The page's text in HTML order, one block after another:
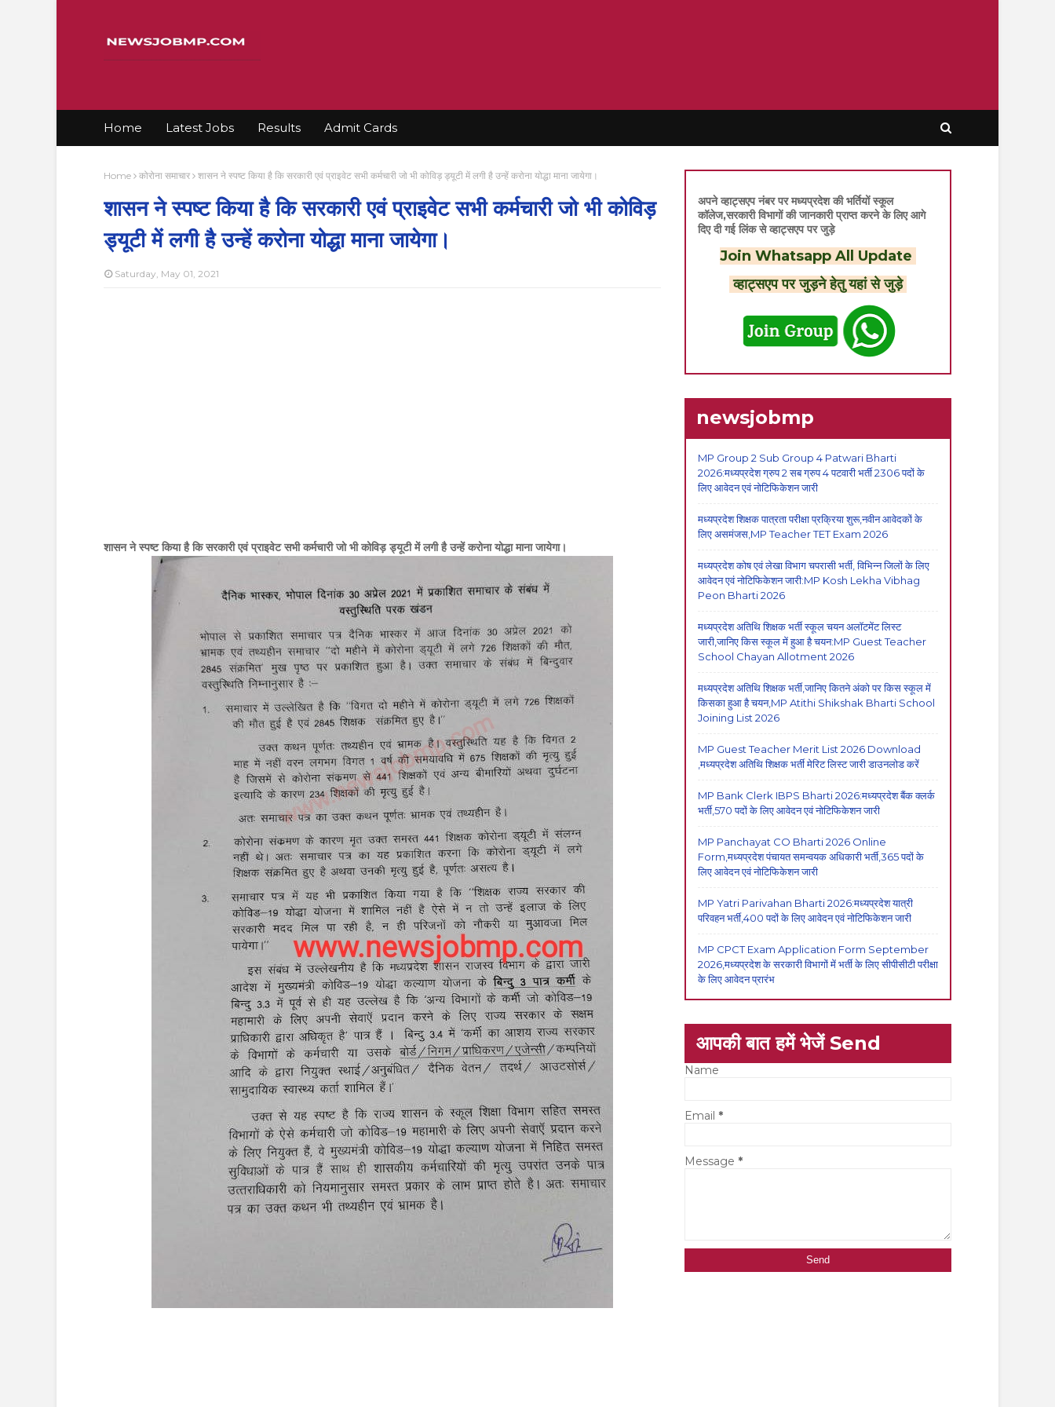
Home Latest Jobs Results Admit Cards
Home कोरोना समाचार शासन ने स्पष्ट किया है कि सरकारी एवं प्राइवेट सभी कर्मचारी जो भी कोविड़ ड्यूटी में लगी है उन्हें करोना योद्धा माना जायेगा।
शासन ने स्पष्ट किया है कि सरकारी एवं प्राइवेट सभी कर्मचारी जो भी कोविड़
ड्यूटी में लगी है उन्हें करोना योद्धा माना जायेगा।
Saturday, May 01, 2021
शासन ने स्पष्ट किया है कि सरकारी एवं प्राइवेट सभी कर्मचारी जो भी कोविड़ ड्यूटी में लगी है उन्हें करोना योद्धा माना जायेगा।
अपने व्हाट्सएप नंबर पर मध्यप्रदेश की भर्तियों स्कूल
कॉलेज,सरकारी विभागों की जानकारी प्राप्त करने के लिए आगे
दिए दी गई लिंक से व्हाट्सएप पर जुड़े
Join Whatsapp All Update
व्हाट्सएप पर जुड़ने हेतु यहां से जुड़े
newsjobmp
MP Group 2 Sub Group 4 Patwari Bharti
2026:मध्यप्रदेश ग्रुप 2 सब ग्रुप 4 पटवारी भर्ती 2306 पदों के
लिए आवेदन एवं नोटिफिकेशन जारी
मध्यप्रदेश शिक्षक पात्रता परीक्षा प्रक्रिया शुरू,नवीन आवेदकों के
लिए असमंजस,MP Teacher TET Exam 2026
मध्यप्रदेश कोष एवं लेखा विभाग चपरासी भर्ती, विभिन्न जिलों के लिए
आवेदन एवं नोटिफिकेशन जारी:MP Kosh Lekha Vibhag
Peon Bharti 2026
मध्यप्रदेश अतिथि शिक्षक भर्ती स्कूल चयन अलॉटमेंट लिस्ट
जारी,जानिए किस स्कूल में हुआ है चयन:MP Guest Teacher
School Chayan Allotment 2026
मध्यप्रदेश अतिथि शिक्षक भर्ती,जानिए कितने अंको पर किस स्कूल में
किसका हुआ है चयन,MP Atithi Shikshak Bharti School
Joining List 2026
MP Guest Teacher Merit List 2026 Download
,मध्यप्रदेश अतिथि शिक्षक भर्ती मेरिट लिस्ट जारी डाउनलोड करें
MP Bank Clerk IBPS Bharti 2026:मध्यप्रदेश बैंक क्लर्क
भर्ती,570 पदों के लिए आवेदन एवं नोटिफिकेशन जारी
MP Panchayat CO Bharti 2026 Online
Form,मध्यप्रदेश पंचायत समन्वयक अधिकारी भर्ती,365 पदों के
लिए आवेदन एवं नोटिफिकेशन जारी
MP Yatri Parivahan Bharti 2026:मध्यप्रदेश यात्री
परिवहन भर्ती,400 पदों के लिए आवेदन एवं नोटिफिकेशन जारी
MP CPCT Exam Application Form September
2026,मध्यप्रदेश के सरकारी विभागों में भर्ती के लिए सीपीसीटी परीक्षा
के लिए आवेदन प्रारंभ
आपकी बात हमें भेजें Send
Name
Email *
Message *